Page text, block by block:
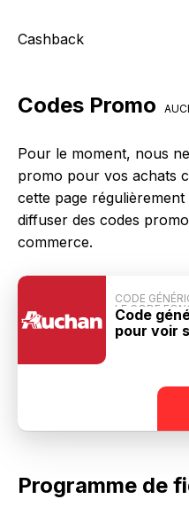
Cashback
Codes Promo
Pour le moment, nous
promo pour vos achats
cette page
diffuser des codes
commerce.
CODE
LE CODE
Code
pour voir
Programme de